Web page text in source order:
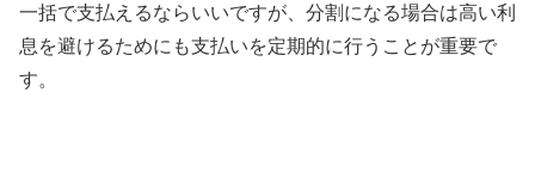
一括で支払えるならいいですが、分割になる場合は高い利
息を避けるためにも支払いを定期的に行うことが重要で
す。